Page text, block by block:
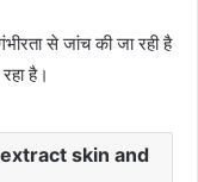
से जांच की जा रही है
है।
skin and